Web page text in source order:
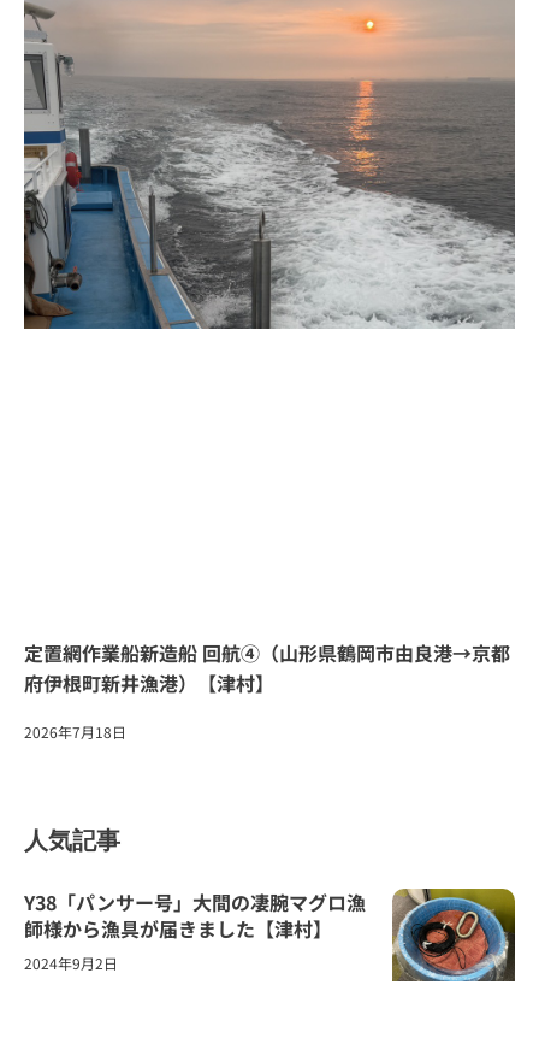
定置網作業船新造船 回航④（山形県鶴岡市由良港→京都
府伊根町新井漁港）【津村】
2026年7月18日
人気記事
Y38「パンサー号」大間の凄腕マグロ漁
師様から漁具が届きました【津村】
2024年9月2日